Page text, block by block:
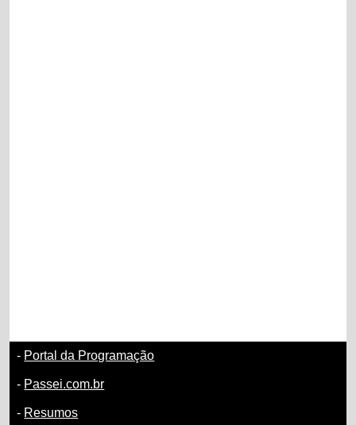
- Portal da Programação
- Passei.com.br
- Resumos